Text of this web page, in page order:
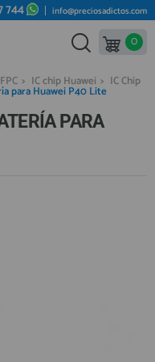
744 info@preciosadictos.com
0
> IC chip Huawei > IC Chip
para Huawei P40 Lite
PARA